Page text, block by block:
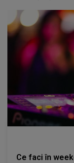
Ce faci în